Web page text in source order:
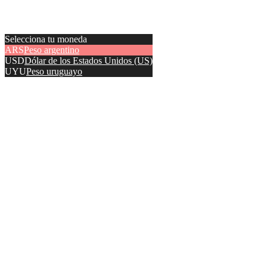
Selecciona tu moneda
ARSPeso argentino
USDDólar de los Estados Unidos (US)
UYUPeso uruguayo